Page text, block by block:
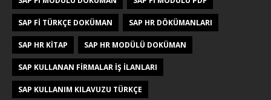
SAP FI TÜRKÇE DOKÜMAN SAP HR DÖKÜMANLARI
SAP HR KITAP SAP HR MODÜLÜ DOKÜMAN
SAP KULLANAN FIRMALAR IŞ ILANLARI
SAP KULLANIM KILAVUZU TÜRKÇE